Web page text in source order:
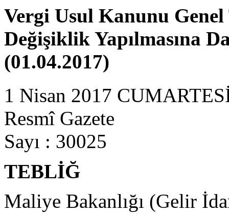
Vergi Usul Kanunu Genel
Değişiklik Yapılmasına
(01.04.2017)
1 Nisan 2017
Resmî Gazete
Sayı : 30025
TEBLİĞ
Maliye Bakanlığı (Gelir